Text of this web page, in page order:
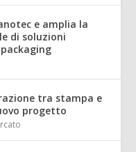
e amplia la
di soluzioni
tra stampa e
progetto